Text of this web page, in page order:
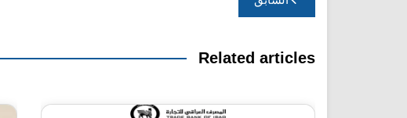
المقالات
Related articles